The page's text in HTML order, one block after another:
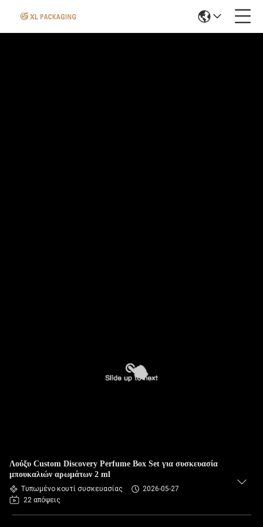
Λούξυ Custom Discovery Perfume Box Set για συσκευασία
μπουκαλιών αρωμάτων 2 ml
Τυπωμένο κουτί συσκευασίας
2026-05-27
22 απόψεις